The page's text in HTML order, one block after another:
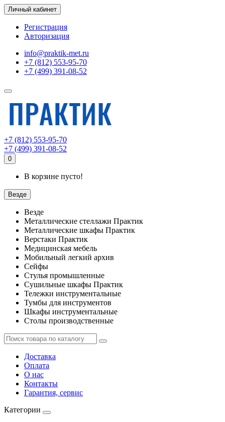
Личный кабинет
Регистрация
Авторизация
info@praktik-met.ru
+7 (812) 553-95-70
+7 (499) 391-08-52
+7 (812) 553-95-70
+7 (499) 391-08-52
0
В корзине пусто!
Везде
Везде
Металлические стеллажи Практик
Металлические шкафы Практик
Верстаки Практик
Медицинская мебель
Мобильный легкий архив
Сейфы
Стулья промышленные
Сушильные шкафы Практик
Тележки инструментальные
Тумбы для инструментов
Шкафы инструментальные
Столы производственные
Доставка
Оплата
О нас
Контакты
Гарантия, сервис
Категории